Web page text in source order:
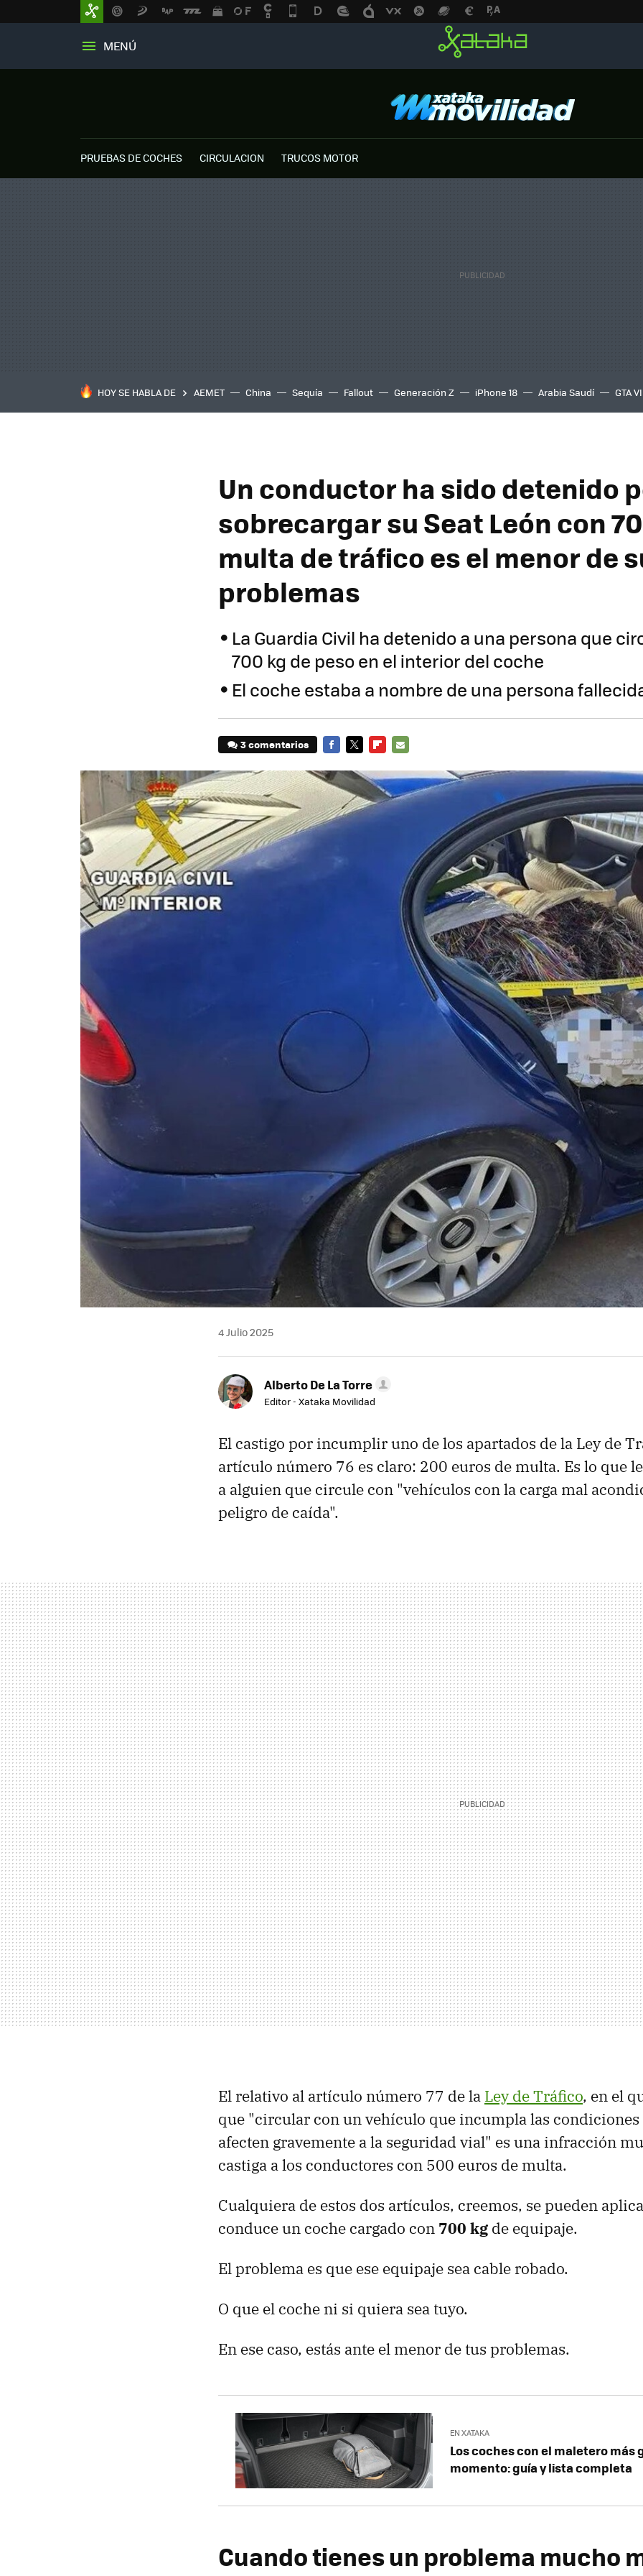
MENÚ
PRUEBAS DE COCHES CIRCULACION TRUCOS MOTOR
HOY SE HABLA DE AEMET China Sequía Fallout Generación Z iPhone 18 Arabia Saudí GTA VI
Un conductor ha sido detenido
sobrecargar su Seat León con
multa de tráfico es el menor de
problemas
La Guardia Civil ha detenido a una persona que
700 kg de peso en el interior del coche
El coche estaba a nombre de una persona
3 comentarios
MAIL
4 Julio 2025
Alberto De La Torre
Editor - Xataka Movilidad
El castigo por incumplir uno de los apartados de la Ley de
artículo número 76 es claro: 200 euros de multa. Es lo que
a alguien que circule con "vehículos con la carga mal
peligro de caída".
El relativo al artículo número 77 de la Ley de Tráfico, en el
que "circular con un vehículo que incumpla las condiciones
afecten gravemente a la seguridad vial" es una infracción
castiga a los conductores con 500 euros de multa.
Cualquiera de estos dos artículos, creemos, se pueden
conduce un coche cargado con 700 kg de equipaje.
El problema es que ese equipaje sea cable robado.
O que el coche ni si quiera sea tuyo.
En ese caso, estás ante el menor de tus problemas.
EN XATAKA
Los coches con el maletero más
momento: guía y lista completa
Cuando tienes un problema mucho